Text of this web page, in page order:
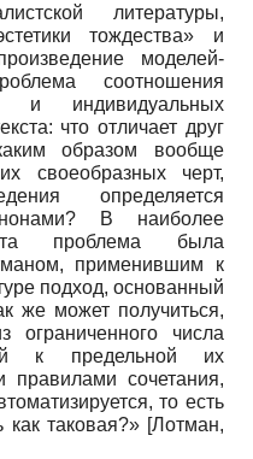
литературы,
тождества» и
моделей-
соотношения
и индивидуальных
что отличает друг
образом вообще
своеобразных черт,
определяется
В наиболее
проблема была
применившим к
подход, основанный
же может получиться,
ограниченного числа
к предельной их
правилами сочетания,
то есть
как таковая?» [Лотман,